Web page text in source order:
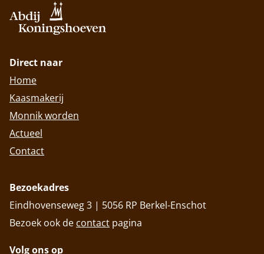
Direct naar
Home
Kaasmakerij
Monnik worden
Actueel
Contact
Bezoekadres
Eindhovenseweg 3 | 5056 RP Berkel-Enschot
Bezoek ook de contact pagina
Volg ons op